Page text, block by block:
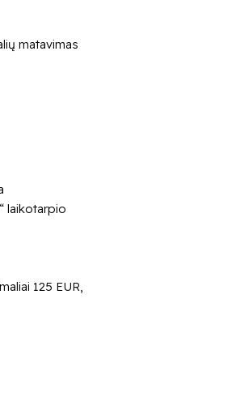
matavimas
laikotarpio
125 EUR,